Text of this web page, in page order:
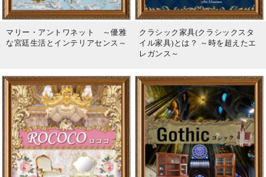
マリー・アントワネット ～優雅
な宮廷生活とインテリアセンス～
クラシック家具(クラシックスタ
イル家具)とは？ ～時を超えたエ
レガンス～